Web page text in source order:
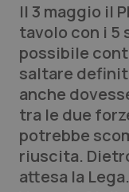
QS Pro
Professionisti
Abruzzo
Basilicata
QS Pro Gold
Artrite &
QS Club
Il 3 maggio il
tavolo con i 5
possibile
saltare
anche
tra le due
potrebbe
riuscita.
attesa la